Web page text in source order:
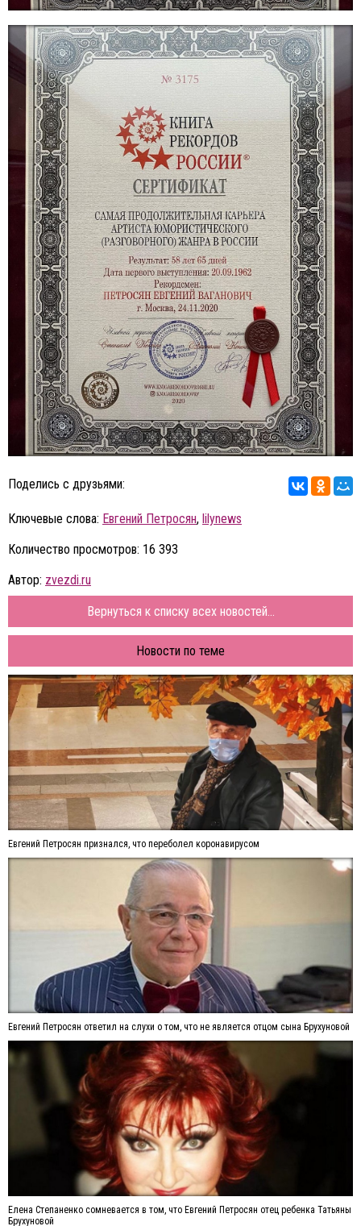
Поделись с друзьями:
Ключевые слова: Евгений Петросян, lilynews
Количество просмотров: 16 393
Автор: zvezdi.ru
Вернуться к списку всех новостей...
Новости по теме
Евгений Петросян признался, что переболел коронавирусом
Евгений Петросян ответил на слухи о том, что не является отцом сына Брухуновой
Елена Степаненко сомневается в том, что Евгений Петросян отец ребенка Татьяны
Брухуновой